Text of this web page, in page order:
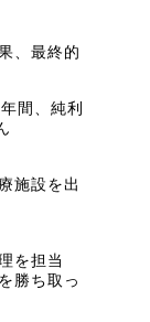
、最終的
間、純利
施設を出
を担当
勝ち取っ